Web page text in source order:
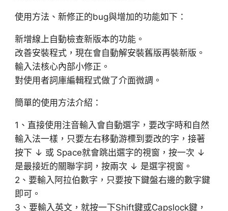
使用方法、新修正的bug與增加的功能如下：
新增線上自動檢查新版本的功能。
改善安裝程式，現在會自動解安裝舊版再裝新版。
輸入法核心內部小修正。
對使用者詞庫編輯程式做了介面微調。
簡單的使用方法介紹：
1、直接使用注音輸入會自動選字，要改字時和自然
輸入法一樣，只要左右移動游標到要改的字，接著
按下 ↓ 或 Space就會跳出選字的視窗，按一次 ↓
是最接近的關聯字詞，按兩次 ↓ 是選字視窗。
2、要輸入阿拉伯數字，只要按下鍵盤右邊的數字鍵
即可。
3、要輸入英文，就按一下Shift鍵或Capslock鍵，